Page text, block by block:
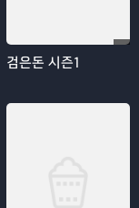
검은돈 시즌1